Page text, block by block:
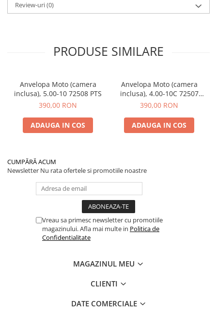
Review-uri(0)
PRODUSE SIMILARE
Anvelopa Moto (camera
inclusa), 5.00-10 72508 PTS
390,00 RON
ADAUGA IN COS
Anvelopa Moto (camera
inclusa), 4.00-10C 72507
PTS
390,00 RON
ADAUGA IN COS
CUMPĂRĂ ACUM
Newsletter Nu rata ofertele si promotiile noastre
Vreau sa primesc newsletter cu promotiile
magazinului. Afla mai multe in Politica de
Confidentialitate
MAGAZINUL MEU
CLIENTI
DATE COMERCIALE